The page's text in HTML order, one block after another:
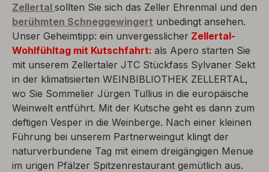
Zellertal sollten Sie sich das Zeller Ehrenmal und den
berühmten Schneggewingert unbedingt ansehen.
Unser Geheimtipp: ein unvergesslicher Zellertal-
Wohlfühltag mit Kutschfahrt: als Apero starten Sie
mit unserem Zellertaler JTC Stückfass Sylvaner Sekt
in der klimatisierten WEINBIBLIOTHEK ZELLERTAL,
wo Sie Sommelier Jürgen Tullius in die europäische
Weinwelt entführt. Mit der Kutsche geht es dann zum
deftigen Vesper in die Weinberge. Nach einer kleinen
Führung bei unserem Partnerweingut klingt der
naturverbundene Tag mit einem dreigängigen Menue
im urigen Pfälzer Spitzenrestaurant gemütlich aus.